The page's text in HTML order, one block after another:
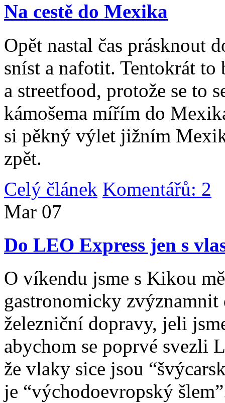
Na cestě do Mexika
Opět nastal čas prásknout
sníst a nafotit. Tentokrát
a streetfood, protože se to
kámošema mířím do
si pěkný výlet jižním
zpět.
Celý článek Komentářů: 2
Mar 07
Do LEO Express jen s
O víkendu jsme s Kikou
gastronomicky
železniční dopravy, jeli
abychom se poprvé svezli
že vlaky sice jsou
je “východoevropský